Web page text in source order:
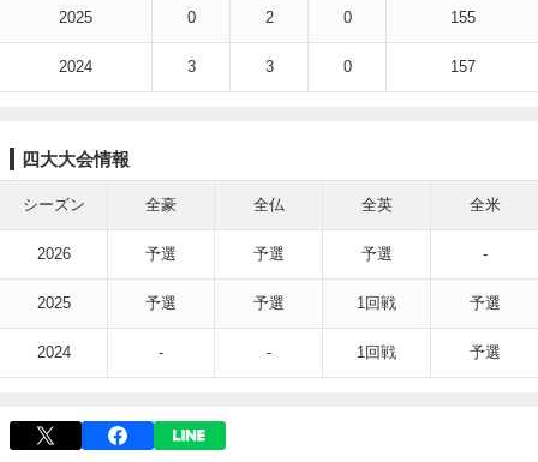
2025 0 2 0 155
2024 3 3 0 157
四大大会情報
シーズン 全豪 全仏 全英 全米
2026 予選 予選 予選 -
2025 予選 予選 1回戦 予選
2024 - - 1回戦 予選